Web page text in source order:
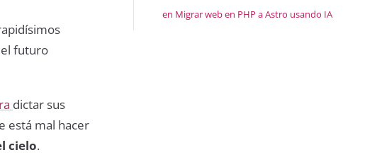
futuro
dictar sus
está mal hacer
cielo.
en Migrar web en PHP a Astro usando IA